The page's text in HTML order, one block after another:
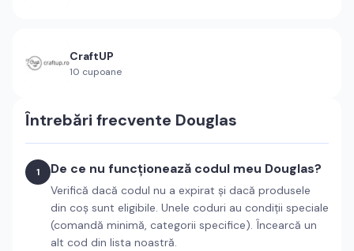
CraftUP
10 cupoane
Întrebări frecvente Douglas
1 De ce nu funcționează codul meu Douglas?
Verifică dacă codul nu a expirat și dacă produsele
din coș sunt eligibile. Unele coduri au condiții speciale
(comandă minimă, categorii specifice). Încearcă un
alt cod din lista noastră.